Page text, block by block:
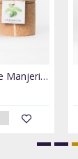
Grow CorK Pote Manjericão